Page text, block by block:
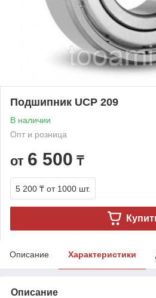
Подшипник UCP 209
В наличии
Опт и розница
от 6 500 ₸
5 200 ₸ от 1000 шт.
Описание Характеристики
Описание